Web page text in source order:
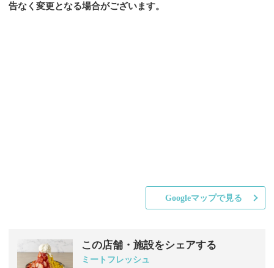
告なく変更となる場合がございます。
Googleマップで見る
この店舗・施設をシェアする
ミートフレッシュ